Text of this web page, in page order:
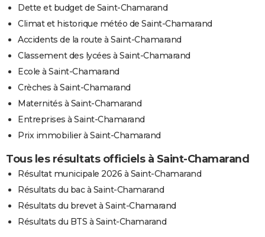
Dette et budget de Saint-Chamarand
Climat et historique météo de Saint-Chamarand
Accidents de la route à Saint-Chamarand
Classement des lycées à Saint-Chamarand
Ecole à Saint-Chamarand
Crèches à Saint-Chamarand
Maternités à Saint-Chamarand
Entreprises à Saint-Chamarand
Prix immobilier à Saint-Chamarand
Tous les résultats officiels à Saint-Chamarand
Résultat municipale 2026 à Saint-Chamarand
Résultats du bac à Saint-Chamarand
Résultats du brevet à Saint-Chamarand
Résultats du BTS à Saint-Chamarand